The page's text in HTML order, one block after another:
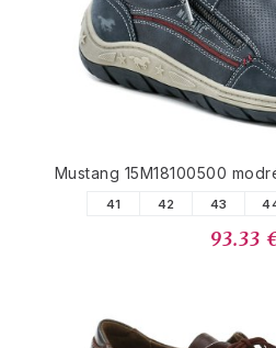
Mustang 15M18100500
41 42 43
93.33